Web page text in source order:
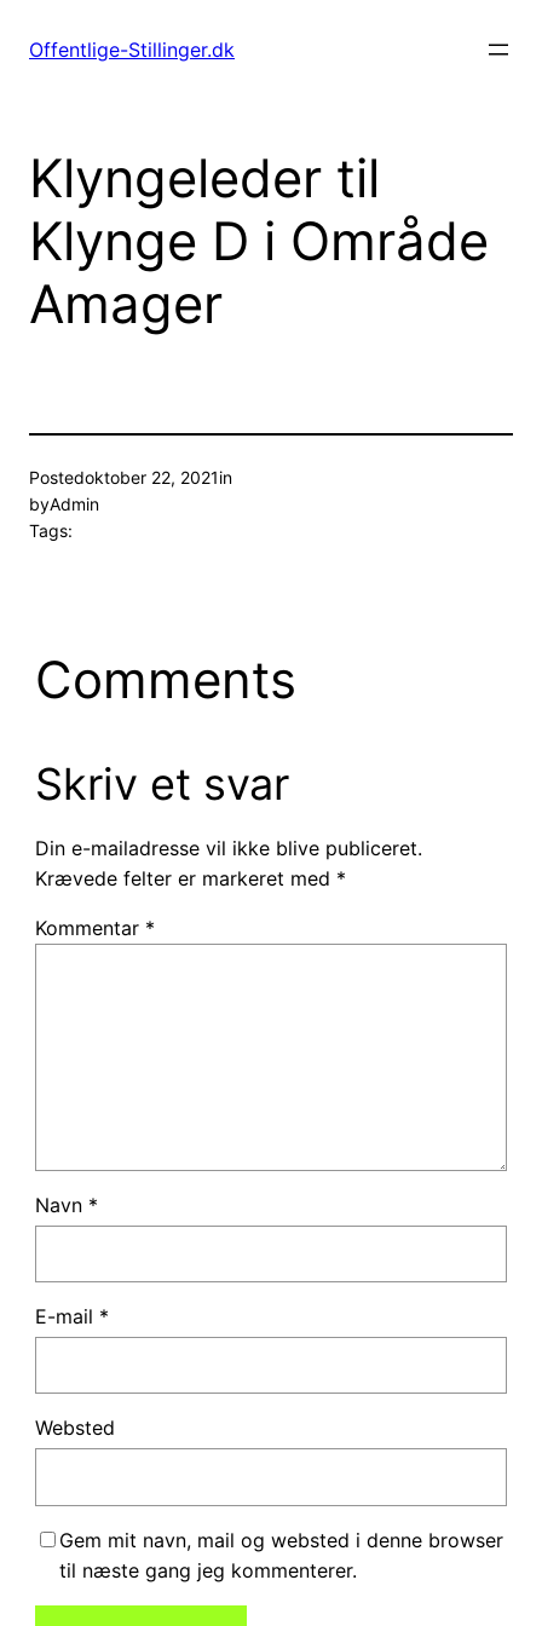
Offentlige-Stillinger.dk
Klyngeleder til
Klynge D i Område
Amager
Postedoktober 22, 2021in
byAdmin
Tags:
Comments
Skriv et svar
Din e-mailadresse vil ikke blive publiceret.
Krævede felter er markeret med *
Kommentar *
Navn *
E-mail *
Websted
Gem mit navn, mail og websted i denne browser
til næste gang jeg kommenterer.